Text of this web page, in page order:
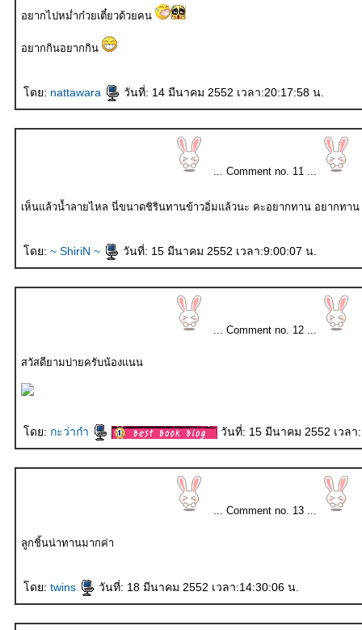
อยากไปหม่ำก๋วยเตี๋ยวด้วยคน
อยากกินอยากกิน
ดย: nattawara วันที่: 14 มีนาคม 2552 เวลา:20:17:58 น.
... Comment no. 11 ...
เห็นแล้วน้ำลายไหล นี่ขนาดชิรินทานข้าวอิ่มแล้วนะ คะอย
ดย: ~ ShiriN ~ วันที่: 15 มีนาคม 2552 เวลา:9:00:07 น.
... Comment no. 12 ...
สวัสดียามบ่ายครับน้องแนน
ดย: กะว่าก๋า วันที่: 15 มีนาคม 2552 เวลา
... Comment no. 13 ...
ลูกชิ้นน่าทานมากค่า
ดย: twins วันที่: 18 มีนาคม 2552 เวลา:14:30:06 น.